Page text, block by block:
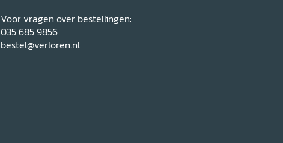
Voor vragen over bestellingen:
035 685 9856
bestel@verloren.nl